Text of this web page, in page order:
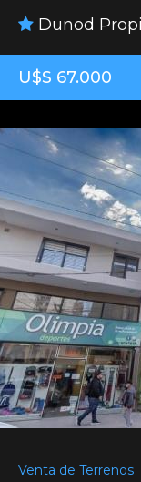
Dunod
U$S 67.000
Venta de Terrenos